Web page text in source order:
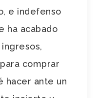
e indefenso
ha acabado
comprar
hacer ante un